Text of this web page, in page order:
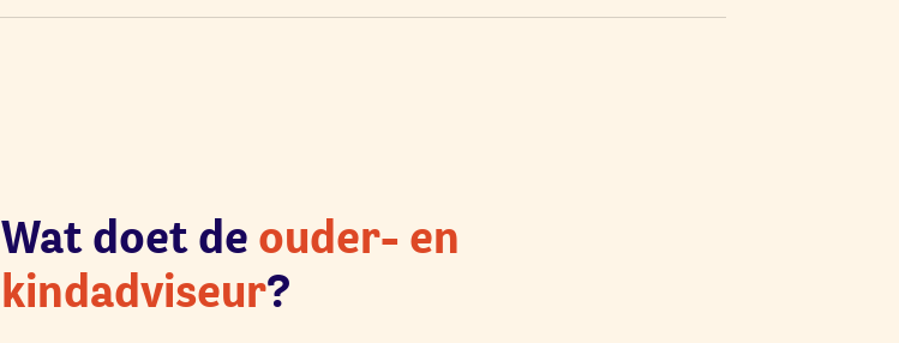
Wat doet de ouder- en
kindadviseur?